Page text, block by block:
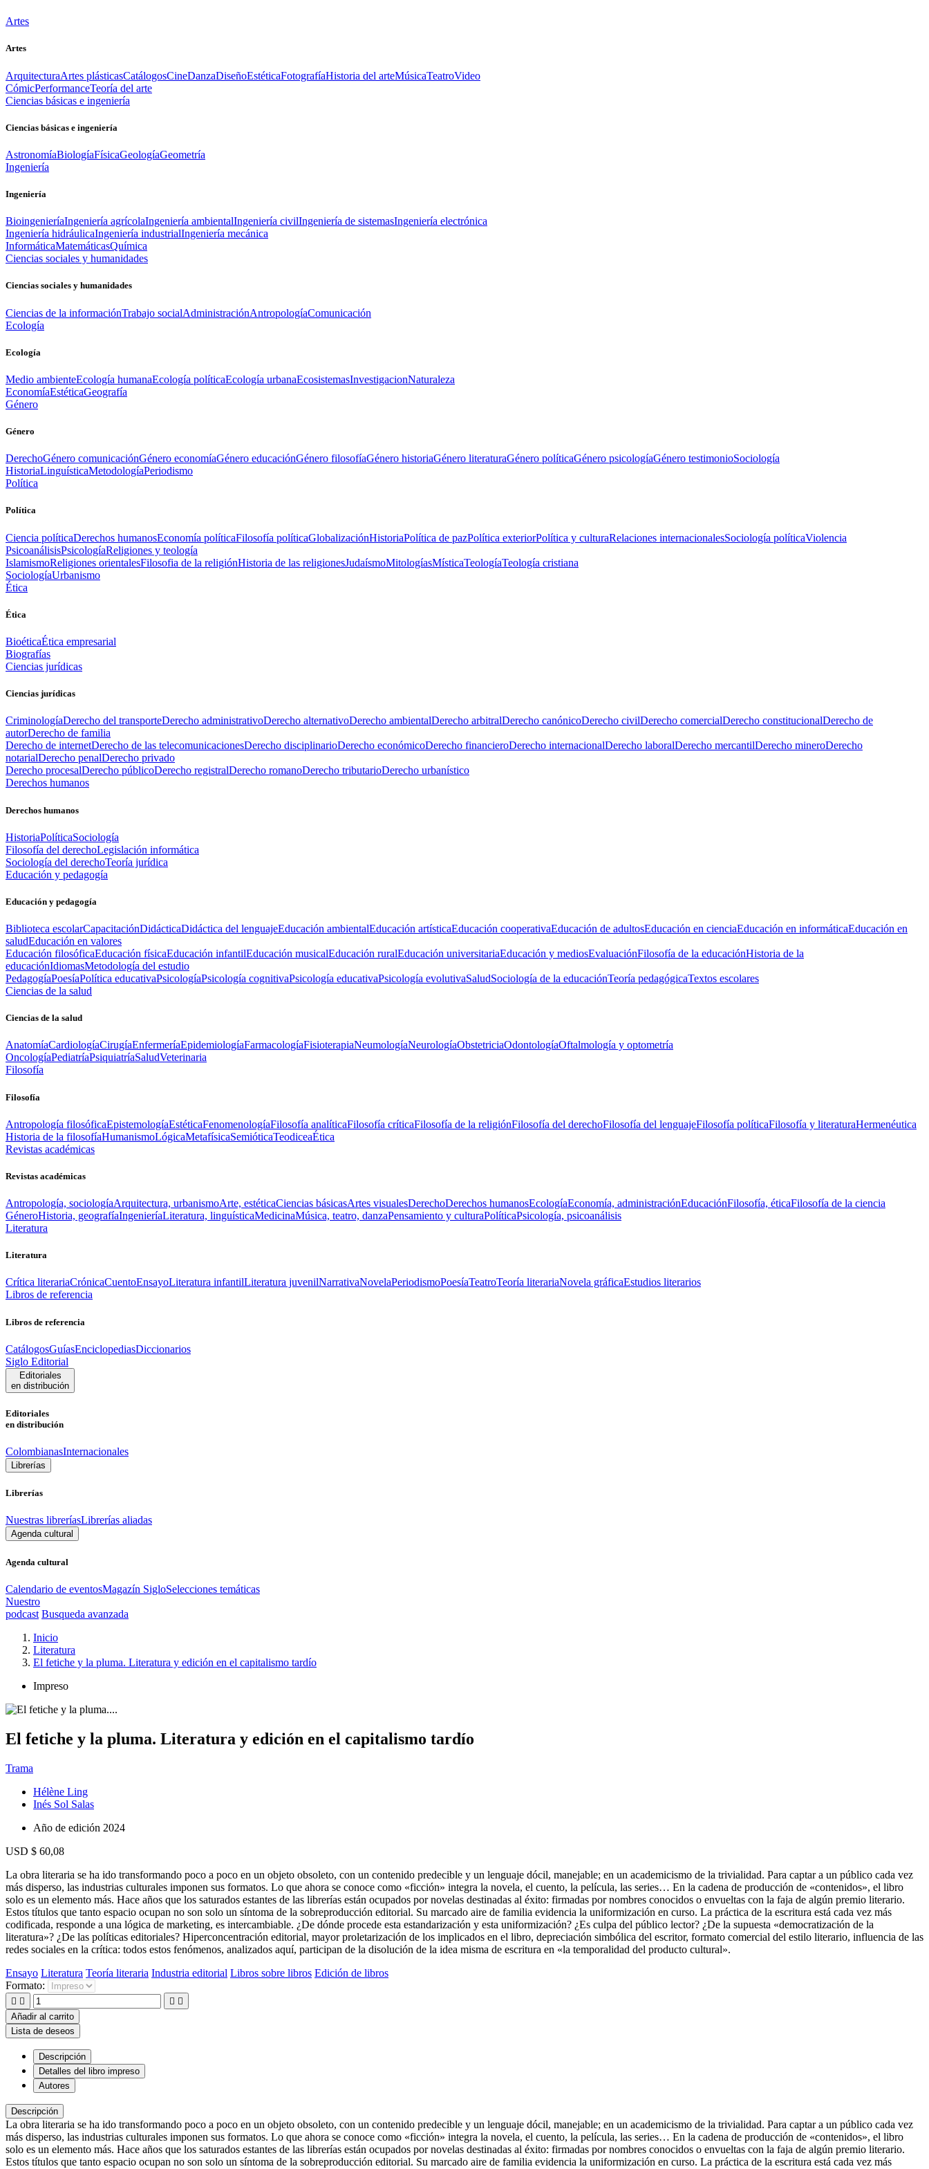
Artes
Artes
ArquitecturaArtes plásticasCatálogosCineDanzaDiseñoEstéticaFotografíaHistoria del arteMúsicaTeatroVideo
CómicPerformanceTeoría del arte
Ciencias básicas e ingeniería
Ciencias básicas e ingeniería
AstronomíaBiologíaFísicaGeologíaGeometría
Ingeniería
Ingeniería
BioingenieríaIngeniería agrícolaIngeniería ambientalIngeniería civilIngeniería de sistemasIngeniería electrónica
Ingeniería hidráulicaIngeniería industrialIngeniería mecánica
InformáticaMatemáticasQuímica
Ciencias sociales y humanidades
Ciencias sociales y humanidades
Ciencias de la informaciónTrabajo socialAdministraciónAntropologíaComunicación
Ecología
Ecología
Medio ambienteEcología humanaEcología políticaEcología urbanaEcosistemasInvestigacionNaturaleza
EconomíaEstéticaGeografía
Género
Género
DerechoGénero comunicaciónGénero economíaGénero educaciónGénero filosofíaGénero historiaGénero literaturaGénero políticaGénero psicologíaGénero testimonioSociología
HistoriaLinguísticaMetodologíaPeriodismo
Política
Política
Ciencia políticaDerechos humanosEconomía políticaFilosofía políticaGlobalizaciónHistoriaPolítica de pazPolítica exteriorPolítica y culturaRelaciones internacionalesSociología políticaViolencia
PsicoanálisisPsicologíaReligiones y teología
IslamismoReligiones orientalesFilosofia de la religiónHistoria de las religionesJudaísmoMitologíasMísticaTeologíaTeología cristiana
SociologíaUrbanismo
Ética
Ética
BioéticaÉtica empresarial
Biografías
Ciencias jurídicas
Ciencias jurídicas
CriminologíaDerecho del transporteDerecho administrativoDerecho alternativoDerecho ambientalDerecho arbitralDerecho canónicoDerecho civilDerecho comercialDerecho constitucionalDerecho de
autorDerecho de familia
Derecho de internetDerecho de las telecomunicacionesDerecho disciplinarioDerecho económicoDerecho financieroDerecho internacionalDerecho laboralDerecho mercantilDerecho mineroDerecho
notarialDerecho penalDerecho privado
Derecho procesalDerecho públicoDerecho registralDerecho romanoDerecho tributarioDerecho urbanístico
Derechos humanos
Derechos humanos
HistoriaPolíticaSociología
Filosofía del derechoLegislación informática
Sociología del derechoTeoría jurídica
Educación y pedagogía
Educación y pedagogía
Biblioteca escolarCapacitaciónDidácticaDidáctica del lenguajeEducación ambientalEducación artísticaEducación cooperativaEducación de adultosEducación en cienciaEducación en informáticaEducación en
saludEducación en valores
Educación filosóficaEducación físicaEducación infantilEducación musicalEducación ruralEducación universitariaEducación y mediosEvaluaciónFilosofía de la educaciónHistoria de la
educaciónIdiomasMetodología del estudio
PedagogíaPoesíaPolítica educativaPsicologíaPsicología cognitivaPsicología educativaPsicología evolutivaSaludSociología de la educaciónTeoría pedagógicaTextos escolares
Ciencias de la salud
Ciencias de la salud
AnatomíaCardiologíaCirugíaEnfermeríaEpidemiologíaFarmacologíaFisioterapiaNeumologíaNeurologíaObstetriciaOdontologíaOftalmología y optometría
OncologíaPediatríaPsiquiatríaSaludVeterinaria
Filosofía
Filosofía
Antropología filosóficaEpistemologíaEstéticaFenomenologíaFilosofía analíticaFilosofía críticaFilosofía de la religiónFilosofía del derechoFilosofía del lenguajeFilosofía políticaFilosofía y literaturaHermenéutica
Historia de la filosofíaHumanismoLógicaMetafísicaSemióticaTeodiceaÉtica
Revistas académicas
Revistas académicas
Antropología, sociologíaArquitectura, urbanismoArte, estéticaCiencias básicasArtes visualesDerechoDerechos humanosEcologíaEconomía, administraciónEducaciónFilosofía, éticaFilosofía de la ciencia
GéneroHistoria, geografíaIngenieríaLiteratura, linguísticaMedicinaMúsica, teatro, danzaPensamiento y culturaPolíticaPsicología, psicoanálisis
Literatura
Literatura
Crítica literariaCrónicaCuentoEnsayoLiteratura infantilLiteratura juvenilNarrativaNovelaPeriodismoPoesíaTeatroTeoría literariaNovela gráficaEstudios literarios
Libros de referencia
Libros de referencia
CatálogosGuíasEnciclopediasDiccionarios
Siglo Editorial
Editoriales
en distribución
Editoriales
en distribución
ColombianasInternacionales
Librerías
Librerías
Nuestras libreríasLibrerías aliadas
Agenda cultural
Agenda cultural
Calendario de eventosMagazín SigloSelecciones temáticas
Nuestro
podcast Busqueda avanzada
Inicio
Literatura
El fetiche y la pluma. Literatura y edición en el capitalismo tardío
Impreso
El fetiche y la pluma. Literatura y edición en el capitalismo tardío
Trama
Hélène Ling
Inés Sol Salas
Año de edición 2024
USD $ 60,08
La obra literaria se ha ido transformando poco a poco en un objeto obsoleto, con un contenido predecible y un lenguaje dócil, manejable; en un academicismo de la trivialidad. Para captar a un público cada vez
más disperso, las industrias culturales imponen sus formatos. Lo que ahora se conoce como «ficción» integra la novela, el cuento, la película, las series… En la cadena de producción de «contenidos», el libro
solo es un elemento más. Hace años que los saturados estantes de las librerías están ocupados por novelas destinadas al éxito: firmadas por nombres conocidos o envueltas con la faja de algún premio literario.
Estos títulos que tanto espacio ocupan no son solo un síntoma de la sobreproducción editorial. Su marcado aire de familia evidencia la uniformización en curso. La práctica de la escritura está cada vez más
codificada, responde a una lógica de marketing, es intercambiable. ¿De dónde procede esta estandarización y esta uniformización? ¿Es culpa del público lector? ¿De la supuesta «democratización de la
literatura»? ¿De las políticas editoriales? Hiperconcentración editorial, mayor proletarización de los implicados en el libro, depreciación simbólica del escritor, formato comercial del estilo literario, influencia de las
redes sociales en la crítica: todos estos fenómenos, analizados aquí, participan de la disolución de la idea misma de escritura en «la temporalidad del producto cultural».
Ensayo Literatura Teoría literaria Industria editorial Libros sobre libros Edición de libros
Formato:
   
Añadir al carrito
Lista de deseos
Descripción
Detalles del libro impreso
Autores
Descripción
La obra literaria se ha ido transformando poco a poco en un objeto obsoleto, con un contenido predecible y un lenguaje dócil, manejable; en un academicismo de la trivialidad. Para captar a un público cada vez
más disperso, las industrias culturales imponen sus formatos. Lo que ahora se conoce como «ficción» integra la novela, el cuento, la película, las series… En la cadena de producción de «contenidos», el libro
solo es un elemento más. Hace años que los saturados estantes de las librerías están ocupados por novelas destinadas al éxito: firmadas por nombres conocidos o envueltas con la faja de algún premio literario.
Estos títulos que tanto espacio ocupan no son solo un síntoma de la sobreproducción editorial. Su marcado aire de familia evidencia la uniformización en curso. La práctica de la escritura está cada vez más